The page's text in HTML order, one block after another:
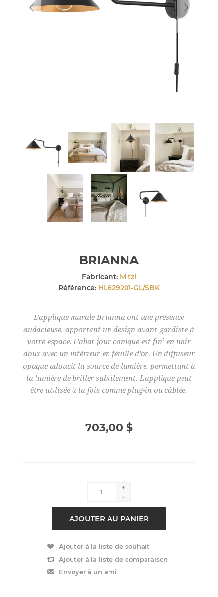
BRIANNA
Fabricant: Mitzi
Référence: HL629201-GL/SBK
L'applique murale Brianna ont une présence
audacieuse, apportant un design avant-gardiste à
votre espace. L'abat-jour conique est fini en noir
doux avec un intérieur en feuille d'or. Un diffuseur
opaque adoucit la source de lumière, permettant à
la lumière de briller subtilement. L'applique peut
être utilisée à la fois comme plug-in ou câblée.
703,00 $
+
-